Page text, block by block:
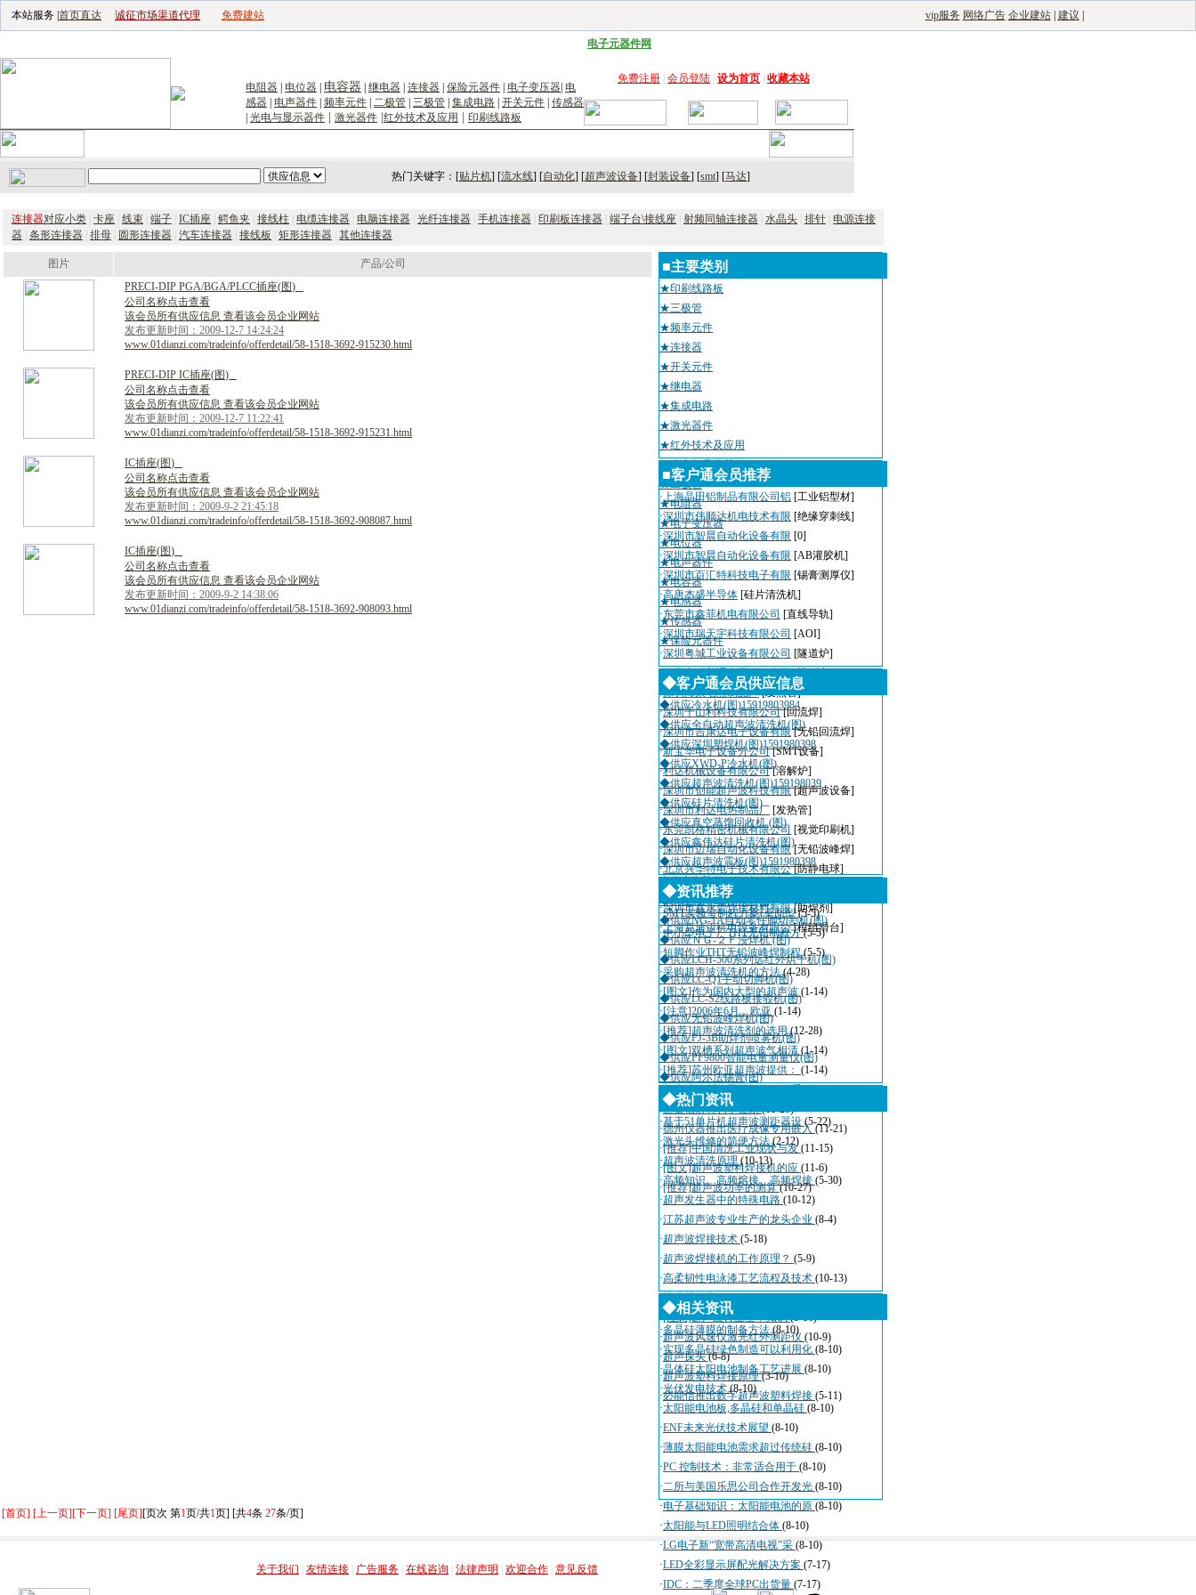
本站服务 | 首页直达 诚征市场渠道代理 免费建站 vip服务 网络广告 企业建站| 建议
电子元器件网
电阻器 电位器 电容器 继电器 连接器 保险元器件 电子变压器 电
感器
电声器件 频率元件 二极管 三极管 集成电路 开关元件 传感器
光电与显示器件 激光器件 红外技术及应用 印刷线路板
免费注册 会员登陆 设为首页 收藏本站|
热门关键字：[贴片机] [流水线] [自动化] [超声波设备] [封装设备] [smt] [马达]
连接器对应小类 卡座 线束 端子 IC插座 鳄鱼夹 接线柱 电缆连接器 电脑连接器 光纤连接器 手机连接器 印刷板连接器 端子台\接线座 射频同轴连接器 水晶头 排针
电源连接
器 条形连接器 排母 圆形连接器 汽车连接器 接线板 矩形连接器 其他连接器
图片
产品/公司
PRECI-DIP PGA/BGA/PLCC插座(图)
公司名称点击查看
该会员所有供应信息 查看该会员企业网站
发布更新时间：2009-12-7 14:24:24
www.01dianzi.com/tradeinfo/offerdetail/58-1518-3692-915230.html
PRECI-DIP IC插座(图)
公司名称点击查看
该会员所有供应信息 查看该会员企业网站
发布更新时间：2009-12-7 11:22:41
www.01dianzi.com/tradeinfo/offerdetail/58-1518-3692-915231.html
IC插座(图)
公司名称点击查看
该会员所有供应信息 查看该会员企业网站
发布更新时间：2009-9-2 21:45:18
www.01dianzi.com/tradeinfo/offerdetail/58-1518-3692-908087.html
IC插座(图)
公司名称点击查看
该会员所有供应信息 查看该会员企业网站
发布更新时间：2009-9-2 14:38:06
www.01dianzi.com/tradeinfo/offerdetail/58-1518-3692-908093.html
■主要类别
★印刷线路板
★三极管
★频率元件
★连接器
★开关元件
★继电器
★集成电路
★激光器件
★红外技术及应用
★光电与显示器件
★二极管
★电阻器
★电子变压器
★电位器
★电声器件
★电容器
★电感器
★传感器
★保险元器件
■客户通会员推荐
·上海晶田铝制品有限公司铝 [工业铝型材]
·深圳市伟顺达机电技术有限 [绝缘穿刺线]
·深圳市智晨自动化设备有限 [0]
·深圳市智晨自动化设备有限 [AB灌胶机]
·深圳市百汇特科技电子有限 [锡膏测厚仪]
·高唐杰盛半导体 [硅片清洗机]
·东莞市鑫菲机电有限公司 [直线导轨]
·深圳市瑞天宇科技有限公司 [AOI]
·深圳粤城工业设备有限公司 [隧道炉]
深圳市科美通电子设备有限
[接驳台]
·深圳海荣电热制品厂 [发热管]
·深圳千山利科技有限公司 [回流焊]
·深圳市吉康达电子设备有限 [无铅回流焊]
·新宝华电子设备分公司 [SMT设备]
·利达机械设备有限公司 [溶解炉]
·深圳市创能超声波科技有限 [超声波设备]
·深圳市利达电热制品厂 [发热管]
·东莞凯格精密机械有限公司 [视觉印刷机]
·深圳市迈瑞自动化设备有限 [无铅波峰焊]
·北京兴华特电子技术有限公 [防静电球]
·东莞三越机电有限公司
·深圳市鑫永豐焊接材料有限 [助焊剂]
·上海克迪迈机电设备有限公 [模组滑台]
◆客户通会员供应信息
◆供应冷水机(图)15919803984
◆供应全自动超声波清洗机(图)
◆供应深圳塑焊机(图)1591980398
◆供应XWD-P冷水机(图)
◆供应超声波清洗机(图)159198039
◆供应硅片清洗机(图)
◆供应真空蒸馏回收机 (图)
◆供应鑫伟达硅片清洗机(图)
◆供应超声波震板(图)1591980398
◆供应电脑无铅双波锋焊机(图)
◆供应感应式电动机(图)
◆供应NG-1A自动零件脚切割机(图)
◆供应ＮＧ-２Ｆ浸焊机 (图)
◆供应LCH-500系列远红外烘干机(图)
◆供应LC-Q1手动切脚机(图)
◆供应LC-S2线路板接驳机(图)
◆供应无铅波峰焊机(图)
◆供应FJ-3B助焊剂喷雾机(图)
◆供应PF9800智能电量测量仪(图)
◆供应阿尔法锡膏(图)
◆资讯推荐
·SMT实验室制程方案(桌面型(5-5)
·中小型电子厂THT无铅制程方(5-5)
·短脚作业THT无铅波峰焊制程(5-5)
·采购超声波清洗机的方法(4-28)
·[图文]作为国内大型的超声波(1-14)
·[注意]2006年6月，欧亚 (1-14)
·[推荐]超声波清洗剂的选用(12-28)
·[图文]双槽系列超声波气相清(1-14)
·[推荐]苏州欧亚超声波提供： (1-14)
超声波诊断仪国际招标10月看
·适量辐射有利于健康(11-20)
·德州仪器推出医疗成像专用嵌入 (11-21)
·[推荐]中国清洗工业现状与发(11-15)
·[图文]超声波塑料焊接机的应 (11-6)
·[推荐]超声波功率的测算(10-27)
◆热门资讯
·基于51单片机超声波测距器设 (5-22)
·激光头维修的简便方法(2-12)
·超声波清洗原理(10-13)
·高频知识、高频熔接、高频焊接 (5-30)
·超声发生器中的特殊电路 (10-12)
·江苏超声波专业生产的龙头企业 (8-4)
·超声波焊接技术 (5-18)
·超声波焊接机的工作原理？ (5-9)
·高柔韧性电泳漆工艺流程及技术 (10-13)
技术规格书
(4-3)
·[注意]超声波行业基本知识(5-16)
·超声波风速仪激光红外测距仪 (10-9)
·超声探头(6-8)
·超声波塑料焊接原理(3-10)
·必能信推出数字超声波塑料焊接 (5-11)
◆相关资讯
·多晶硅薄膜的制备方法(8-10)
·实现多晶硅绿色制造可以利用化 (8-10)
·晶体硅太阳电池制备工艺进展 (8-10)
·光伏发电技术(8-10)
·太阳能电池板,多晶硅和单晶硅 (8-10)
·ENF未来光伏技术展望 (8-10)
·薄膜太阳能电池需求超过传统硅 (8-10)
·PC 控制技术：非常适合用于 (8-10)
·二所与美国乐思公司合作开发光 (8-10)
·电子基础知识：太阳能电池的原 (8-10)
·太阳能与LED照明结合体 (8-10)
·LG电子新“宽带高清电视”采 (8-10)
·LED全彩显示屏配光解决方案 (7-17)
·IDC：二季度全球PC出货量 (7-17)
[首页] [上一页][下一页] [尾页][页次 第1页/共1页] [共4条 27条/页]
关于我们
友情连接 广告服务 在线咨询 法律声明 欢迎合作 意见反馈